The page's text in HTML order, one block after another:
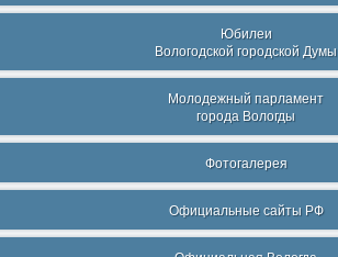
Юбилеи
Вологодской городской Думы
Молодежный парламент
города Вологды
Фотогалерея
Официальные сайты РФ